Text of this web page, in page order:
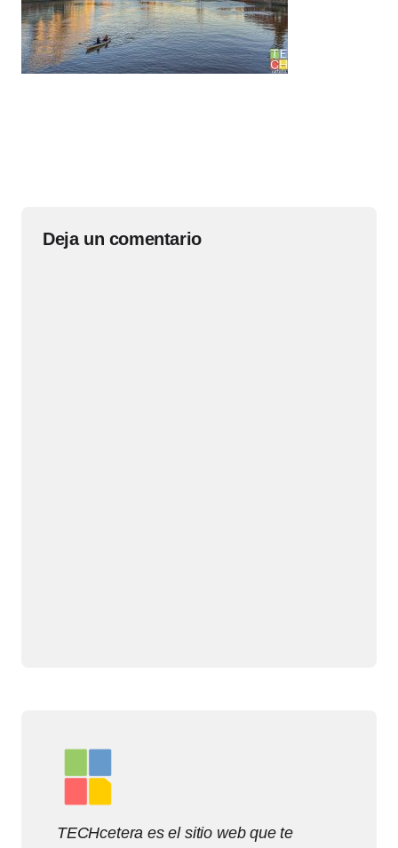
Deja un comentario
TECHcetera es el sitio web que te